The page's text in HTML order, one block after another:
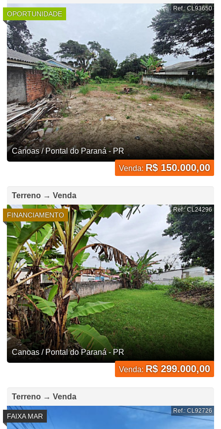
OPORTUNIDADE
Ref.: CL93650
Canoas / Pontal do Paraná - PR
Venda: R$ 150.000,00
Terreno → Venda
FINANCIAMENTO
Ref.: CL24296
Canoas / Pontal do Paraná - PR
Venda: R$ 299.000,00
Terreno → Venda
FAIXA MAR
Ref.: CL92726